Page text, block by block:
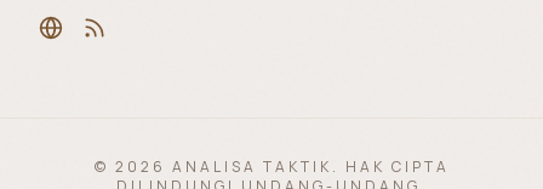
© 2026 ANALISA TAKTIK. HAK CIPTA